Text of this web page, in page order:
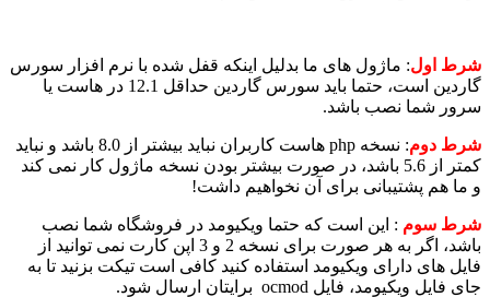
شرط اول: ماژول های ما بدلیل اینکه قفل شده با نرم افزار سورس
گاردین است، حتما باید سورس گاردین حداقل 12.1 در هاست یا
سرور شما نصب باشد.
شرط دوم
: نسخه php هاست کاربران نباید بیشتر از 8.0 باشد و نباید
کمتر از 5.6 باشد، در صورت بیشتر بودن نسخه ماژول کار نمی کند
و ما هم پشتیبانی برای آن نخواهیم داشت!
شرط سوم : این است که حتما ویکیومد در فروشگاه شما نصب
باشد، اگر به هر صورت برای نسخه 2 و 3 اپن کارت نمی توانید از
فایل های دارای ویکیومد استفاده کنید کافی است تیکت بزنید تا به
جای فایل ویکیومد، فایل ocmod برایتان ارسال شود.